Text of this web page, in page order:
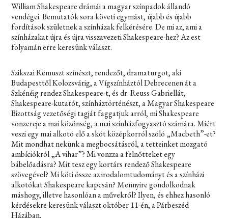
William Shakespeare drámái a magyar színpadok állandó
vendégei. Bemutatók sora követi egymást, újabb és újabb
fordítások születnek a színházak felkérésére. De mi az, ami a
színházakat újra és újra visszavezeti Shakespeare-hez? Az est
folyamán erre keresünk választ.
Szikszai Rémuszt színészt, rendezőt, dramaturgot, aki
Budapesttől Kolozsvárig, a Vígszínháztól Debrecenen át a
Szkénéig rendez Shakespeare-t, és dr. Reuss Gabriellát,
Shakespeare-kutatót, színháztörténészt, a Magyar Shakespeare
Bizottság vezetőségi tagját faggatjuk arról, mi Shakespeare
vonzereje a mai közönség, a mai színházfogyasztó számára. Miért
veszi egy mai alkotó elő a skót középkorról szóló „Macbeth”-et?
Mit mondhat nekünk a megbocsátásról, a tetteinket mozgató
ambíciókról „A vihar”? Mi vonzza a felnőtteket egy
bábelőadásra? Mit tesz egy kortárs rendező Shakespeare
szövegével? Mi köti össze az irodalomtudományt és a színházi
alkotókat Shakespeare kapcsán? Mennyire gondolkodnak
máshogy, illetve hasonlóan a művekről? Ilyen, és ehhez hasonló
kérdésekre keresünk választ október 11-én, a Párbeszéd
Házában.